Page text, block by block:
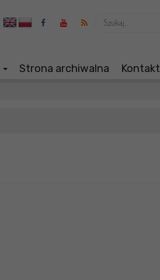
Wyszukaj
Strona archiwalna Kontakt